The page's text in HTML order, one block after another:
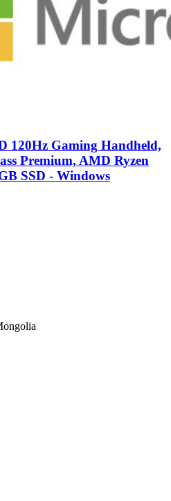
120Hz Gaming Handheld,
Premium, AMD Ryzen
SSD - Windows